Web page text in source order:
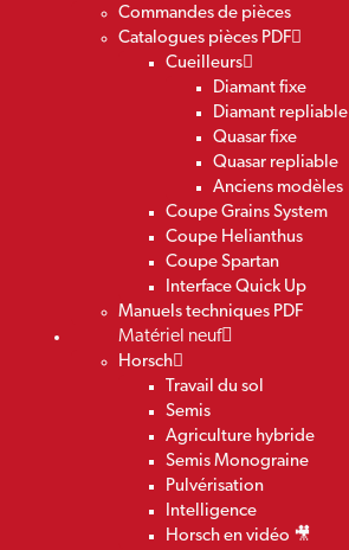
Commandes de pièces
Catalogues pièces PDF
Cueilleurs
Diamant fixe
Diamant repliable
Quasar fixe
Quasar repliable
Anciens modèles
Coupe Grains System
Coupe Helianthus
Coupe Spartan
Interface Quick Up
Manuels techniques PDF
Matériel neuf
Horsch
Travail du sol
Semis
Agriculture hybride
Semis Monograine
Pulvérisation
Intelligence
Horsch en vidéo 🎥